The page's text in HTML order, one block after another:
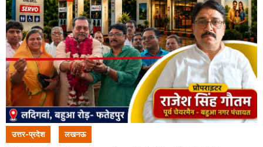
उत्तर-प्रदेश लखनऊ